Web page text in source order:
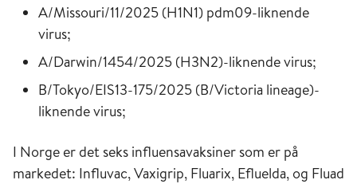
A/Missouri/11/2025 (H1N1) pdm09-liknende
virus;
A/Darwin/1454/2025 (H3N2)-liknende virus;
B/Tokyo/EIS13-175/2025 (B/Victoria lineage)-
liknende virus;
I Norge er det seks influensavaksiner som er på
markedet: Influvac, Vaxigrip, Fluarix, Efluelda, og Fluad